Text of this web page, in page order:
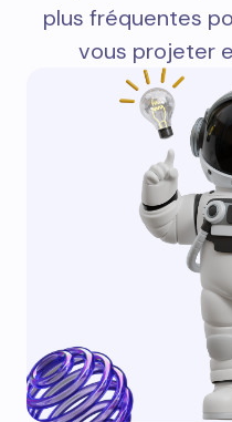
plus fréquentes
vous projeter